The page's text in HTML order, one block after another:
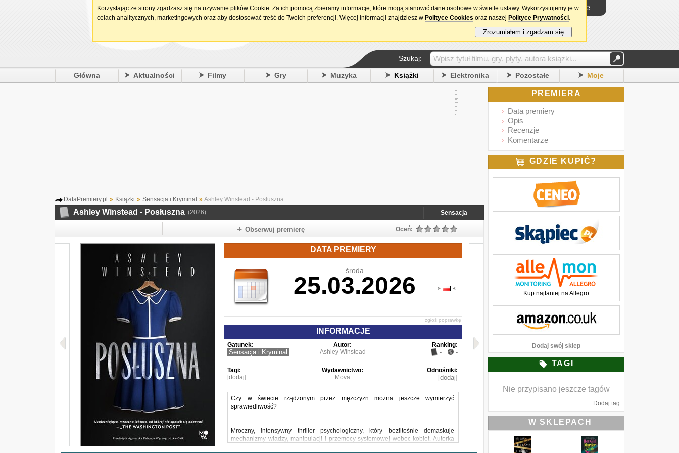
15. urodziny DataPremiery.pl Logowanie
Szukaj:
Główna Aktualności Filmy Gry Muzyka Książki Elektronika Pozostałe Moje
DataPremiery.pl » Książki » Sensacja i Kryminał » Ashley Winstead - Posłuszna
Ashley Winstead - Posłuszna (2026) Sensacja
Obserwuj premierę Oceń:
DATA PREMIERY
środa
25.03.2026
zgłoś poprawkę
INFORMACJE
Gatunek:
Sensacja i Kryminał
Autor:
Ashley Winstead
Ranking:
- -
Tagi:
[dodaj]
Wydawnictwo:
Mova
Odnośniki:
[dodaj]
Czy w świecie rządzonym przez mężczyzn można jeszcze wymierzyć
sprawiedliwość?
Mroczny, intensywny thriller psychologiczny, który bezlitośnie demaskuje
mechanizmy władzy, manipulacji i przemocy systemowej wobec kobiet. Autorka
bestselleru „W snach to ja trzymam nóż” sięga po konwencję true crime, by
PREMIERA
Data premiery
Opis
Recenzje
Komentarze
GDZIE KUPIĆ?
Kup najtaniej na Allegro
Dodaj swój sklep
TAGI
Nie przypisano jeszcze tagów
Dodaj tag
W SKLEPACH
Korzystając ze strony zgadzasz się na używanie plików Cookie. Za ich pomocą zbieramy informacje, które mogą stanowić dane osobowe w świetle ustawy. Wykorzystujemy je w
celach analitycznych, marketingowych oraz aby dostosować treść do Twoich preferencji. Więcej informacji znajdziesz w Polityce Cookies oraz naszej Polityce Prywatności.
Zrozumiałem i zgadzam się